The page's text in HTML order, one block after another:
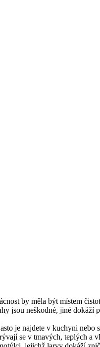
by měla být místem
jsou neškodné, jiné dokáží
je najdete v kuchyni nebo
se v tmavých, teplých a